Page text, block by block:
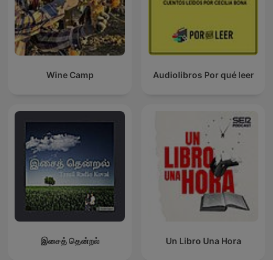
Wine Camp Audiolibros Por qué leer
இசைத் தென்றல் Un Libro Una Hora